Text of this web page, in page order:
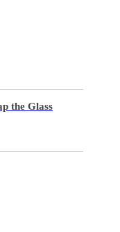
the Glass